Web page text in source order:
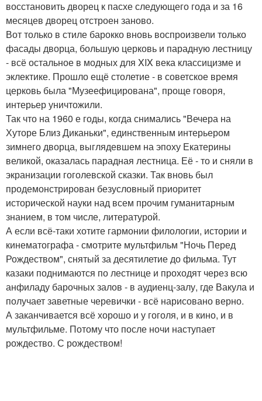
восстановить дворец к пасхе следующего года и за 16
месяцев дворец отстроен заново.
Вот только в стиле барокко вновь воспроизвели только
фасады дворца, большую церковь и парадную лестницу
- всё остальное в модных для XIX века классицизме и
эклектике. Прошло ещё столетие - в советское время
церковь была "Музеефицирована", проще говоря,
интерьер уничтожили.
Так что на 1960 е годы, когда снимались "Вечера на
Хуторе Близ Диканьки", единственным интерьером
зимнего дворца, выглядевшем на эпоху Екатерины
великой, оказалась парадная лестница. Её - то и сняли в
экранизации гоголевской сказки. Так вновь был
продемонстрирован безусловный приоритет
исторической науки над всем прочим гуманитарным
знанием, в том числе, литературой.
А если всё-таки хотите гармонии филологии, истории и
кинематографа - смотрите мультфильм "Ночь Перед
Рождеством", снятый за десятилетие до фильма. Тут
казаки поднимаются по лестнице и проходят через всю
анфиладу барочных залов - в аудиенц-залу, где Вакула и
получает заветные черевички - всё нарисовано верно.
А заканчивается всё хорошо и у гоголя, и в кино, и в
мультфильме. Потому что после ночи наступает
рождество. С рождеством!